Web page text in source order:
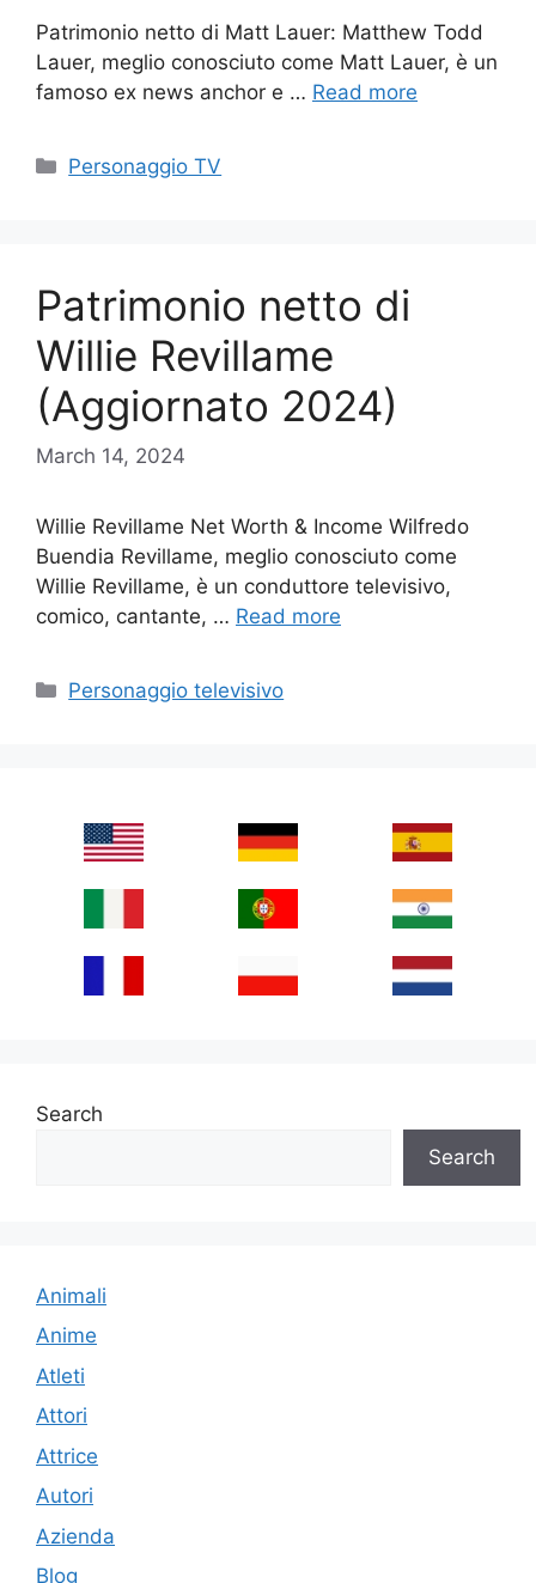
Patrimonio netto di Matt Lauer: Matthew Todd
Lauer, meglio conosciuto come Matt Lauer, è un
famoso ex news anchor e … Read more
Categories
Personaggio TV
Patrimonio netto di
Willie Revillame
(Aggiornato 2024)
March 14, 2024
Willie Revillame Net Worth & Income Wilfredo
Buendia Revillame, meglio conosciuto come
Willie Revillame, è un conduttore televisivo,
comico, cantante, … Read more
Categories
Personaggio televisivo
Search
Search
Animali
Anime
Atleti
Attori
Attrice
Autori
Azienda
Blog